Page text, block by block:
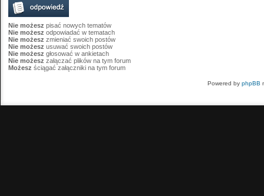
Nie możesz pisać nowych tematów
Nie możesz odpowiadać w tematach
Nie możesz zmieniać swoich postów
Nie możesz usuwać swoich postów
Nie możesz głosować w ankietach
Nie możesz załączać plików na tym forum
Możesz ściągać załączniki na tym forum
Powered by phpBB